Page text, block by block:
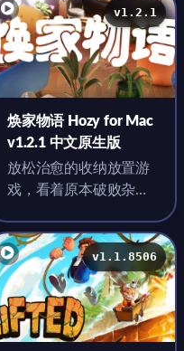
v1.2.1
焕家物语 Hozy for Mac
v1.2.1 中文原生版
放松治愈的收纳放置游
戏，看着原本破败杂乱
整洁，不仅成就感满
满，内心也逐渐...v1.1.8506